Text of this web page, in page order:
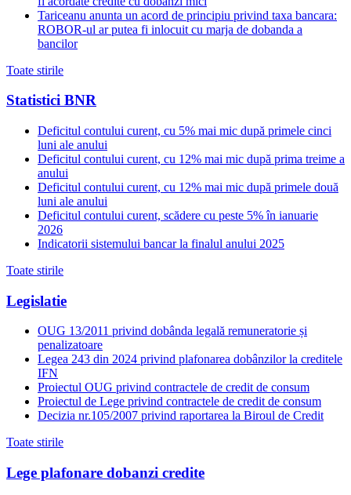
Tariceanu anunta un acord de principiu privind taxa bancara:
ROBOR-ul ar putea fi inlocuit cu marja de dobanda a
bancilor
Toate stirile
Statistici BNR
Deficitul contului curent, cu 5% mai mic după primele cinci
luni ale anului
Deficitul contului curent, cu 12% mai mic după prima treime a
anului
Deficitul contului curent, cu 12% mai mic după primele două
luni ale anului
Deficitul contului curent, scădere cu peste 5% în ianuarie
2026
Indicatorii sistemului bancar la finalul anului 2025
Toate stirile
Legislatie
OUG 13/2011 privind dobânda legală remuneratorie și
penalizatoare
Legea 243 din 2024 privind plafonarea dobânzilor la creditele
IFN
Proiectul OUG privind contractele de credit de consum
Proiectul de Lege privind contractele de credit de consum
Decizia nr.105/2007 privind raportarea la Biroul de Credit
Toate stirile
Lege plafonare dobanzi credite